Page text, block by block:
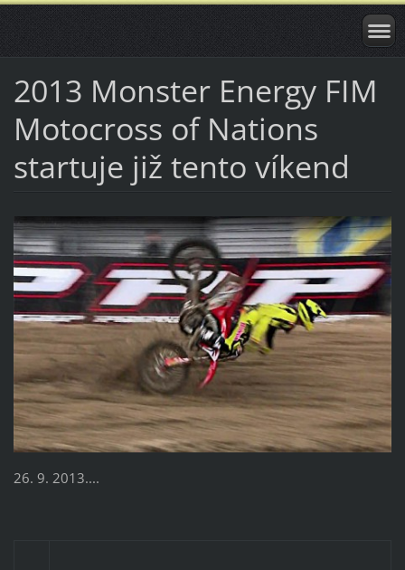
2013 Monster Energy FIM
Motocross of Nations
startuje již tento víkend
26. 9. 2013....